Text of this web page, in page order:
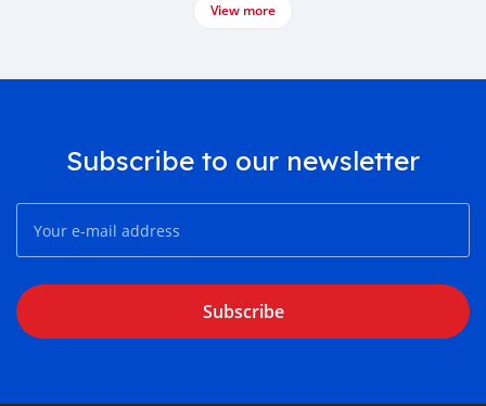
View more
Subscribe to our newsletter
Subscribe